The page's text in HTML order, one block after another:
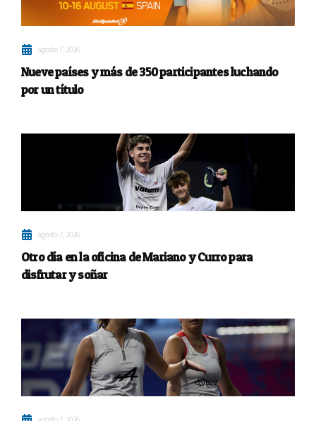
agosto 7, 2026
Nueve países y más de 350 participantes luchando
por un título
agosto 7, 2026
Otro día en la oficina de Mariano y Curro para
disfrutar y soñar